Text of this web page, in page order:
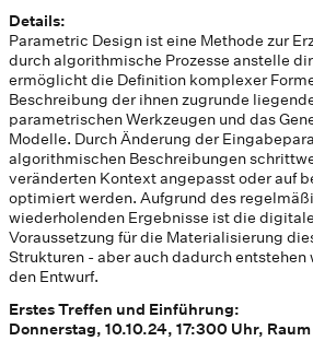
Details:
Parametric Design ist eine Methode zur
durch algorithmische Prozesse anstelle
ermöglicht die Definition komplexer
Beschreibung der ihnen zugrunde
parametrischen Werkzeugen und das
Modelle. Durch Änderung der
algorithmischen Beschreibungen
veränderten Kontext angepasst oder auf
optimiert werden. Aufgrund des
wiederholenden Ergebnisse ist die
Voraussetzung für die Materialisierung
Strukturen - aber auch dadurch entstehen
den Entwurf.
Erstes Treffen und Einführung:
Donnerstag, 10.10.24, 17:300 Uhr,